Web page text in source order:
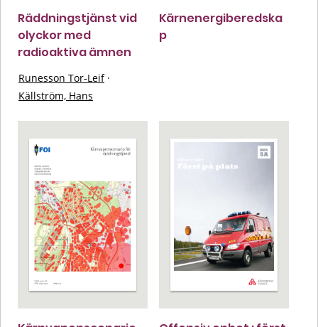
Räddningstjänst vid
olyckor med
radioaktiva ämnen
Runesson Tor-Leif ·
Källström, Hans
Kärnenergiberedska
p